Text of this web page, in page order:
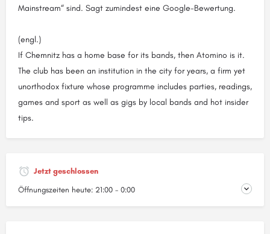
Mainstream“ sind. Sagt zumindest eine Google-Bewertung.
(engl.)
If Chemnitz has a home base for its bands, then Atomino is it.
The club has been an institution in the city for years, a firm yet
unorthodox fixture whose programme includes parties, readings,
games and sport as well as gigs by local bands and hot insider
tips.
Jetzt geschlossen
Öffnungszeiten heute: 21:00 - 0:00